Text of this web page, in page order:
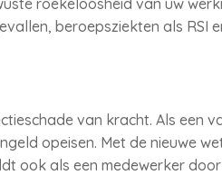
beroepsziekten als RSI
van kracht. Als een
opeisen. Met de nieuwe
ook als een medewerker